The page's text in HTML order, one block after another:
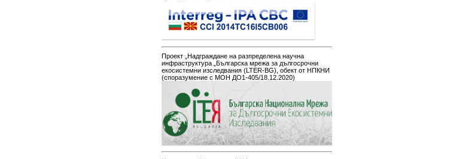
Проект „Надграждане на разпределена научна
инфраструктура „Българска мрежа за дългосрочни
екосистемни изследвания (LTER-BG), обект от НПКНИ
(споразумение с МОН ДО1-405/18.12.2020)